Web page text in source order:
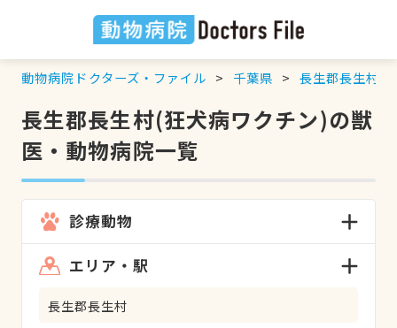
動物病院ドクターズ・ファイル 千葉県 長生郡長生村
長生郡長生村(狂犬病ワクチン)の獣
医・動物病院一覧
診療動物
エリア・駅
長生郡長生村